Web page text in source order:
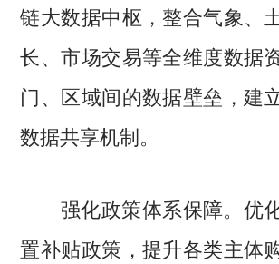
链大数据中枢，整合气象、
长、市场交易等全维度数据
门、区域间的数据壁垒，建
数据共享机制。
强化政策体系保障。优
置补贴政策，提升各类主体